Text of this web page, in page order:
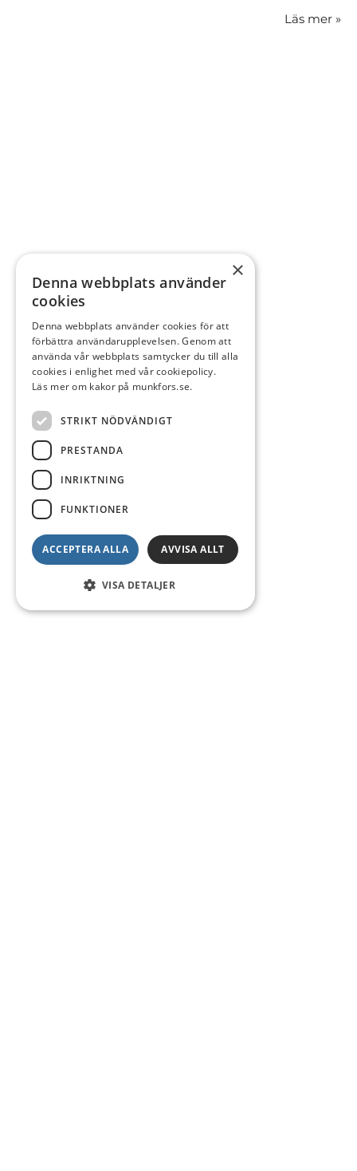
Läs mer »
×
Denna webbplats använder
cookies
Denna webbplats använder cookies för att
förbättra användarupplevelsen. Genom att
använda vår webbplats samtycker du till alla
cookies i enlighet med vår cookiepolicy.
Läs mer om kakor på munkfors.se.
STRIKT NÖDVÄNDIGT
PRESTANDA
INRIKTNING
FUNKTIONER
ACCEPTERA ALLA AVVISA ALLT
VISA DETALJER